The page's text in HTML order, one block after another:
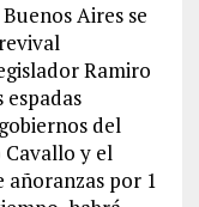
Aires se
Ramiro
del
y el
por 1